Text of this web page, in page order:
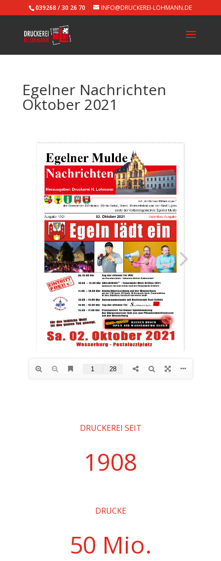
039268 / 30 26 70 INFO@DRUCKEREI-LOHMANN.DE
Egelner Nachrichten
Oktober 2021
DRUCKEREI SEIT
1908
DRUCKE
50 Mio.